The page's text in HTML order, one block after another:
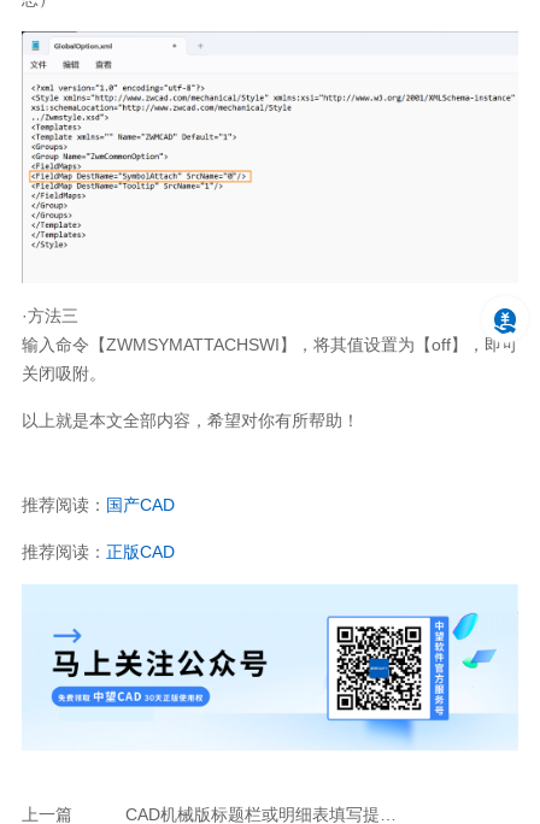
·方法三
输入命令【ZWMSYMATTACHSWI】，将其值设置为【off】，即可
关闭吸附。
以上就是本文全部内容，希望对你有所帮助！
推荐阅读： 国产CAD
推荐阅读： 正版CAD
上一篇